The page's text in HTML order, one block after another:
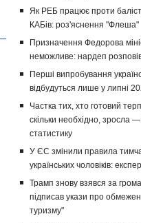
Як РЕБ працює проти
КАБів: роз'яснення "Флеша"
Призначення Федорова
неможливе: нардеп
Перші випробування
відбудуться лише у липні
Частка тих, хто готовий
скільки необхідно, зросла
статистику
У ЄС змінили правила
українських чоловіків:
Трамп знову взявся за
підписав укази про
туризму"